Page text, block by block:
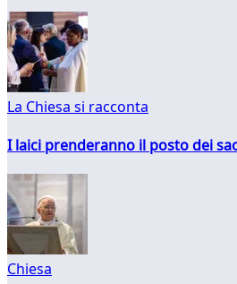
La Chiesa si racconta
I laici prenderanno il posto dei
Chiesa